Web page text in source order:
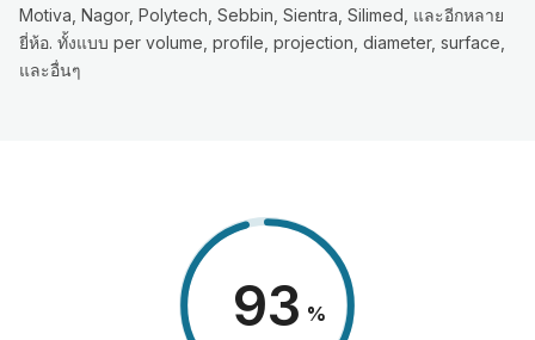
Motiva, Nagor, Polytech, Sebbin, Sientra, Silimed, และอีกหลาย
ยี่ห้อ. ทั้งแบบ per volume, profile, projection, diameter, surface,
และอื่นๆ
98 %